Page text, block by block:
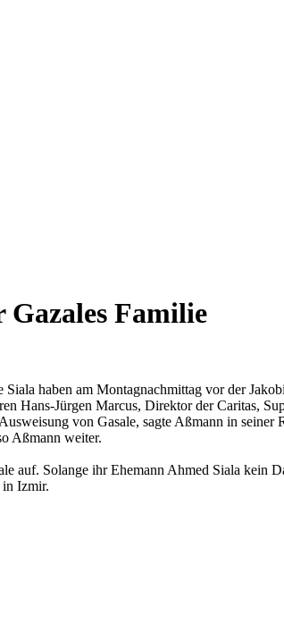
Familie
haben am Montagnachmittag vor der
Hans-Jürgen Marcus, Direktor der Caritas,
von Gasale, sagte Aßmann in
Aßmann weiter.
auf. Solange ihr Ehemann Ahmed Siala kein
in Izmir.